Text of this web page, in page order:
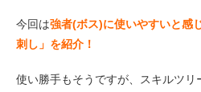
今回は強者(ボス)に使いやすいと感
刺し」を紹介！
使い勝手もそうですが、スキルツ